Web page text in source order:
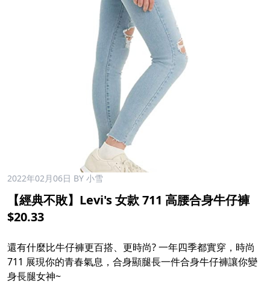
2022年02月06日 BY 小雪
【經典不敗】Levi's 女款 711 高腰合身牛仔褲
$20.33
還有什麼比牛仔褲更百搭、更時尚? 一年四季都實穿，時尚
711 展現你的青春氣息，合身顯腿長一件合身牛仔褲讓你變
身長腿女神~